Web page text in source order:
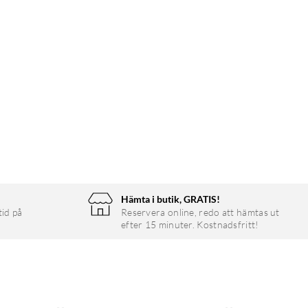
på
Hämta i butik, GRATIS!
Reservera online, redo att hämtas ut
efter 15 minuter. Kostnadsfritt!